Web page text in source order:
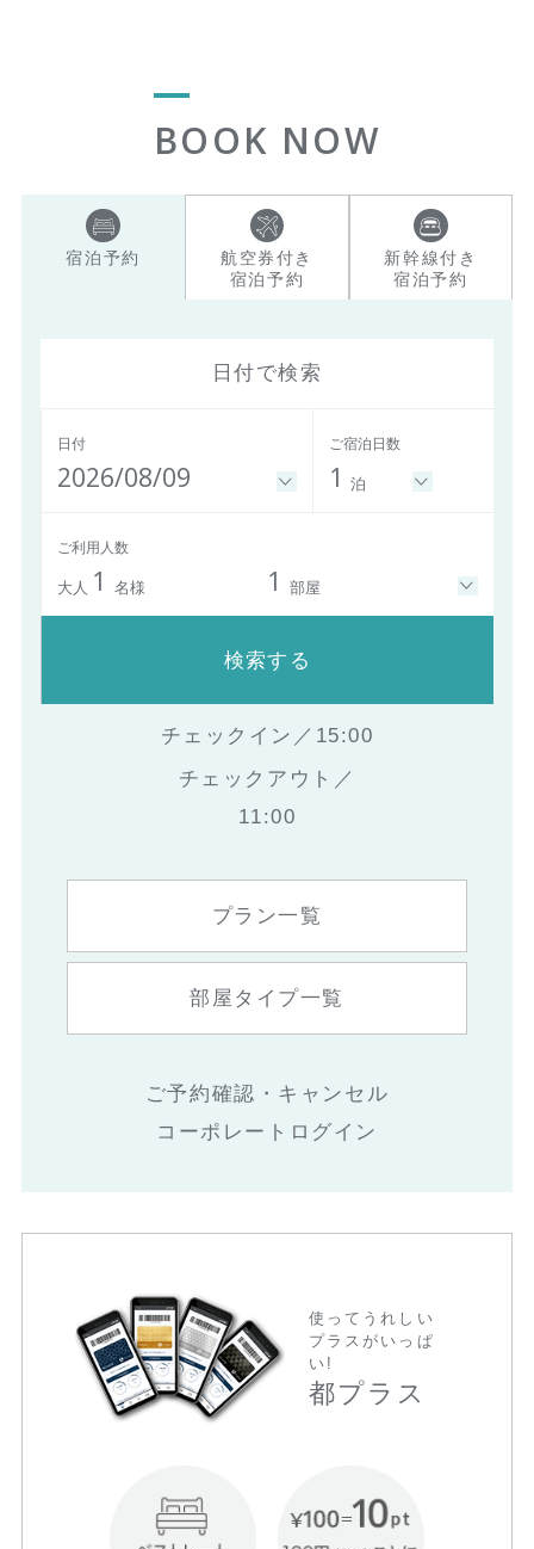
BOOK NOW
宿泊予約
航空券付き
宿泊予約
新幹線付き
宿泊予約
日付で検索
日付
2026/08/09
ご宿泊日数
1 泊
ご利用人数
大人 1 名様 1 部屋
検索する
チェックイン／15:00
チェックアウト／
11:00
プラン一覧
部屋タイプ一覧
ご予約確認・キャンセル
コーポレートログイン
使ってうれしい
プラスがいっぱ
い!
都プラス